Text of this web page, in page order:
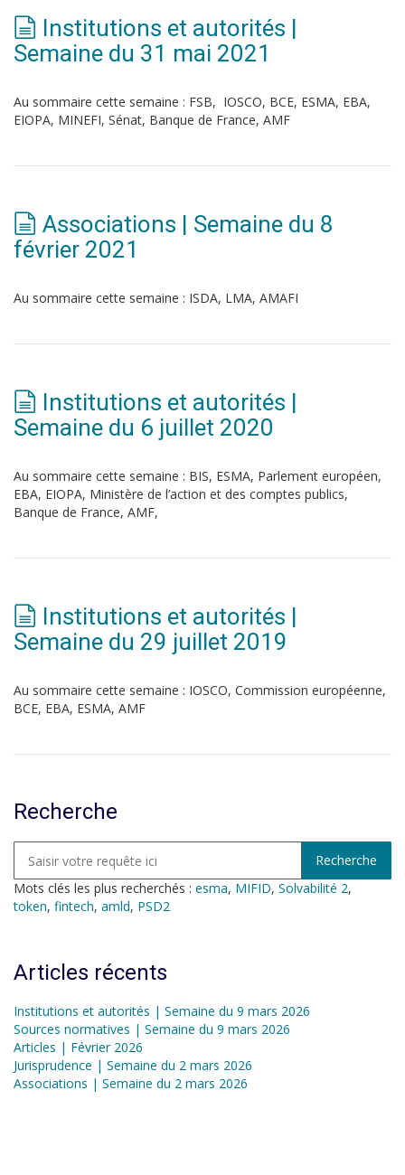
Institutions et autorités |
Semaine du 31 mai 2021
Au sommaire cette semaine : FSB, IOSCO, BCE, ESMA, EBA,
EIOPA, MINEFI, Sénat, Banque de France, AMF
Associations | Semaine du 8
février 2021
Au sommaire cette semaine : ISDA, LMA, AMAFI
Institutions et autorités |
Semaine du 6 juillet 2020
Au sommaire cette semaine : BIS, ESMA, Parlement européen,
EBA, EIOPA, Ministère de l’action et des comptes publics,
Banque de France, AMF,
Institutions et autorités |
Semaine du 29 juillet 2019
Au sommaire cette semaine : IOSCO, Commission européenne,
BCE, EBA, ESMA, AMF
Recherche
Mots clés les plus recherchés : esma, MIFID, Solvabilité 2,
token, fintech, amld, PSD2
Articles récents
Institutions et autorités | Semaine du 9 mars 2026
Sources normatives | Semaine du 9 mars 2026
Articles | Février 2026
Jurisprudence | Semaine du 2 mars 2026
Associations | Semaine du 2 mars 2026